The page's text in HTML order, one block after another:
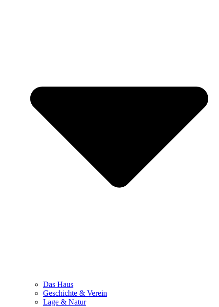
Das Haus
Geschichte & Verein
Lage & Natur